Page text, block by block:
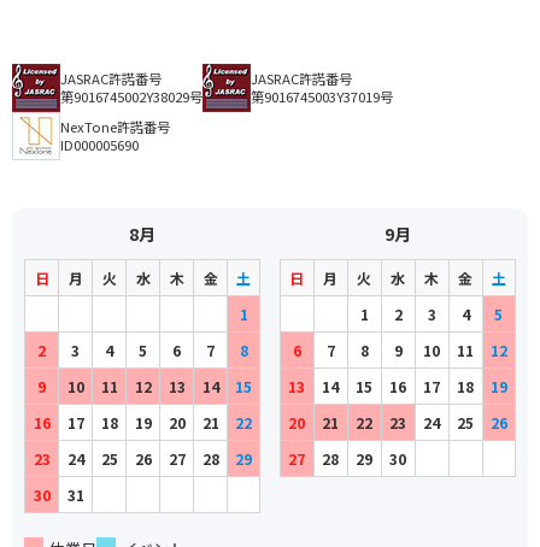
JASRAC許諾番号
第9016745002Y38029号
JASRAC許諾番号
第9016745003Y37019号
NexTone許諾番号
ID000005690
8月
日 月 火 水 木 金
土
1
2
3 4 5 6 7
8
9
10 11 12 13 14
15
16
17 18 19 20 21
22
23
24 25 26 27 28
29
30
31
9月
日 月 火 水 木 金
土
1
2 3 4
5
6
7 8 9 10 11
12
13
14 15 16 17 18
19
20
21 22 23 24 25
26
27
28 29 30